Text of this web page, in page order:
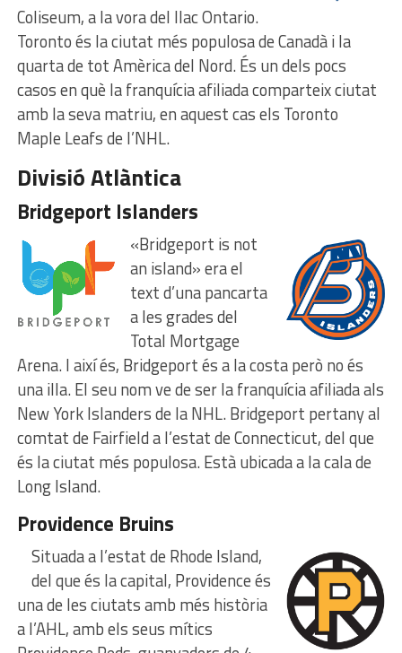
Coliseum, a la vora del llac Ontario.
Toronto és la ciutat més populosa de Canadà i la
quarta de tot Amèrica del Nord. És un dels pocs
casos en què la franquícia afiliada comparteix ciutat
amb la seva matriu, en aquest cas els Toronto
Maple Leafs de l’NHL.
Divisió Atlàntica
Bridgeport Islanders
«Bridgeport is not
an island» era el
text d’una pancarta
a les grades del
Total Mortgage
Arena. I així és, Bridgeport és a la costa però no és
una illa. El seu nom ve de ser la franquícia afiliada als
New York Islanders de la NHL. Bridgeport pertany al
comtat de Fairfield a l’estat de Connecticut, del que
és la ciutat més populosa. Està ubicada a la cala de
Long Island.
Providence Bruins
Situada a l’estat de Rhode Island,
del que és la capital, Providence és
una de les ciutats amb més història
a l’AHL, amb els seus mítics